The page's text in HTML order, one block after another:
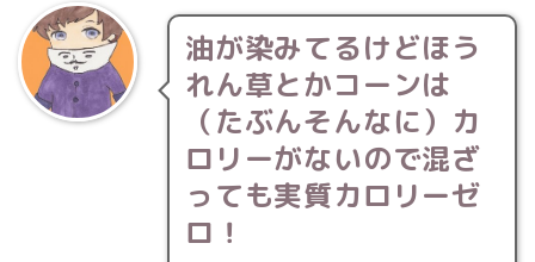
油が染みてるけどほう
れん草とかコーンは
（たぶんそんなに）カ
ロリーがないので混ざ
っても実質カロリーゼ
ロ！